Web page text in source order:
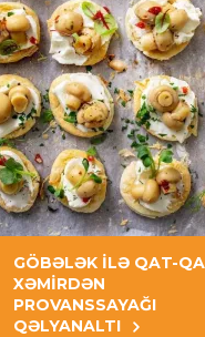
GÖBƏLƏK İLƏ QAT-
XƏMİRDƏN
PROVANSSAYAĞI
QƏLYANALTI